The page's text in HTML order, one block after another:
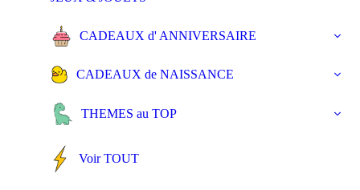
CADEAUX d' ANNIVERSAIRE
CADEAUX de NAISSANCE
THEMES au TOP
Voir TOUT